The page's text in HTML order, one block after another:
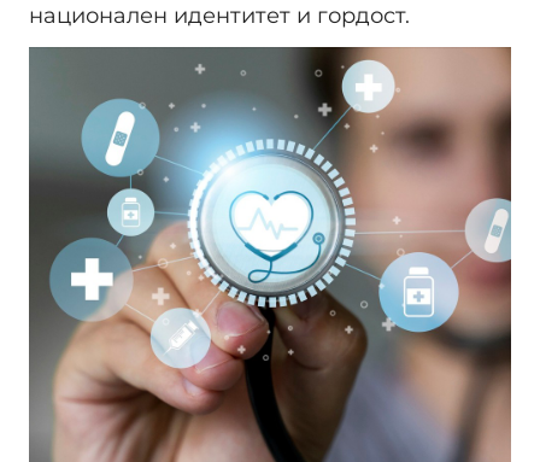
национален идентитет и гордост.